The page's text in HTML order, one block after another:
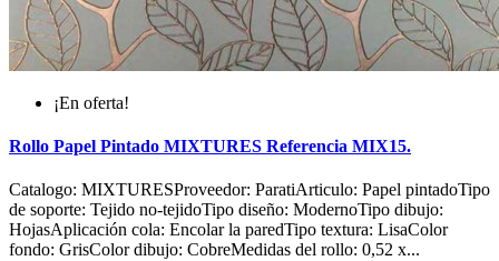
¡En oferta!
Rollo Papel Pintado MIXTURES Referencia MIX15.
Catalogo: MIXTURESProveedor: ParatiArticulo: Papel pintadoTipo
de soporte: Tejido no-tejidoTipo diseño: ModernoTipo dibujo:
HojasAplicación cola: Encolar la paredTipo textura: LisaColor
fondo: GrisColor dibujo: CobreMedidas del rollo: 0,52 x...